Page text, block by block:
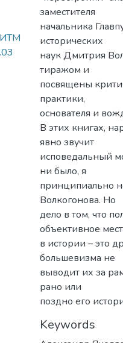
заместителя
начальника
исторических
наук Дмитрия
тиражом и
посвящены
практики,
основателя и
В этих книгах,
явно звучит
исповедальный
ни было, я
принципиально
Волкогонова. Но
дело в том, что
объективное
в истории – это
большевизма не
выводит их за
рано или
поздно его
Keywords